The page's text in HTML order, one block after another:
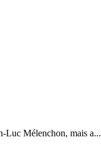
Luc Mélenchon, mais a...